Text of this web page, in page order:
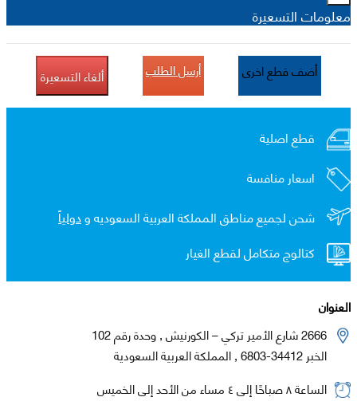
معلومات التسعيرة
أضف قطع اخرى أرسل الطلب ألغاء التسعيرة
قطع اصلية
اسعار منافسة
شحن لجميع مناطق المملكة العربية السعوديه ودولياً
كتالوج متكامل لقطع الغيار
العنوان
2666 شارع الأمير تركي – الكورنيش , وحدة رقم 102
الخبر 34412-6803 , المملكة العربية السعودية
الساعة ٨ صباحًا إلى ٤ مساء من الأحد إلى الخميس